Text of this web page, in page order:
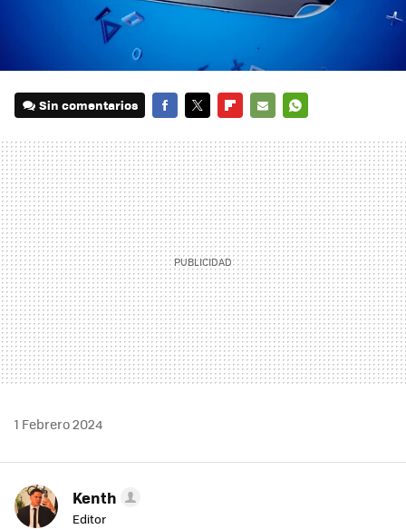
Sin comentarios
MAIL
1 Febrero 2024
Kenth
Editor